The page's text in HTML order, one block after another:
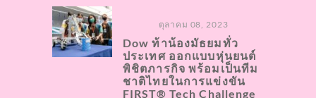
ตุลาคม 08, 2023
Dow ท้าน้องมัธยมทั่ว
ประเทศ ออกแบบหุ่นยนต์
พิชิตภารกิจ พร้อมเป็นทีม
ชาติไทยในการแข่งขัน
FIRST® Tech Challenge